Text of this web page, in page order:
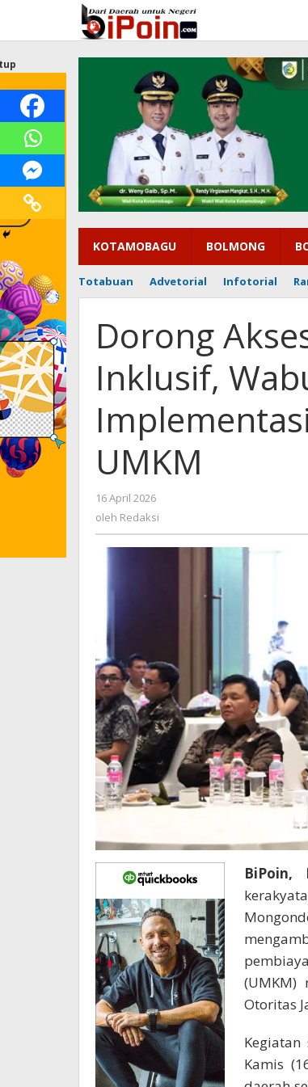
konten
KOTAMOBAGU BOLMONG
Totabuan Advetorial Infotorial
Dorong
Inklusif,
UMKM
16 April 2026
oleh Redaksi
BiPoin,
(UMKM)
Otoritas
Kamis